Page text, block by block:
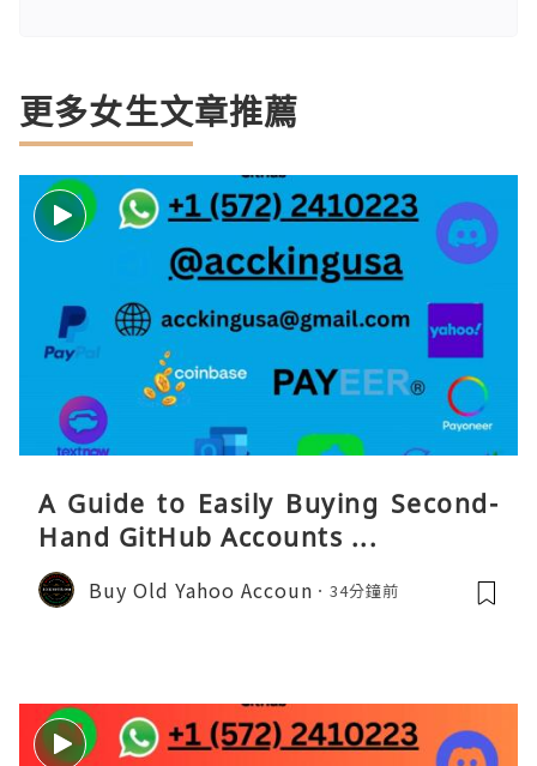
更多女生文章推薦
A Guide to Easily Buying Second-
Hand GitHub Accounts ...
Buy Old Yahoo Accoun 34分鐘前